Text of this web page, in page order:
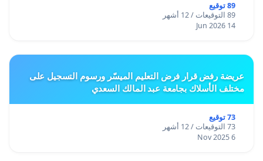
89 توقيع
89 التوقيعات / 12 أشهر
14 Jun 2026
عريضة رفض قرار فرض التعليم الميسّر ورسوم التسجيل على
مختلف الأسلاك بجامعة عبد المالك السعدي
73 توقيع
73 التوقيعات / 12 أشهر
6 Nov 2025